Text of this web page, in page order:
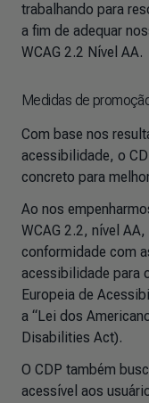
trabalhando para
a fim de adequar
WCAG 2.2 Nível AA.
Medidas de
Com base nos
acessibilidade, o
concreto para
Ao nos
WCAG 2.2, nível
conformidade com
acessibilidade para
Europeia de
a “Lei dos
Disabilities Act).
O CDP também
acessível aos